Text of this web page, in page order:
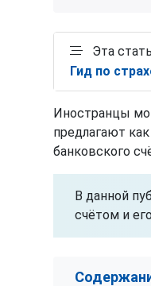
Эта
Гид по
Иностранцы
предлагают
банковского
В данной
счётом и